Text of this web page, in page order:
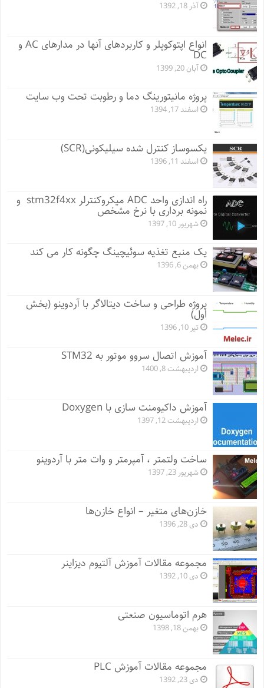
آذر 18, 1392
انواع اپتوکوپلر و کاربردهای آنها در مدارهای AC و
DC
آبان 20, 1399
پروژه مانيتورينگ دما و رطوبت تحت وب سایت
اسفند 17, 1394
یکسوساز کنترل شده سیلیکونی(SCR)
اسفند 11, 1396
راه اندازی واحد ADC میکروکنترلر stm32f4xx و
نمونه برداری با نرخ مشخص
شهریور 10, 1397
یک منبع تغذیه سوئیچینگ چگونه کار می کند
بهمن 6, 1396
پروژه طراحی و ساخت دیتالاگر با آردوینو (بخش
اول)
تیر 10, 1396
آموزش اتصال سروو موتور به STM32
اردیبهشت 8, 1400
آموزش داکیومنت سازی با Doxygen
اردیبهشت 12, 1397
ساخت ولتمتر ، آمپرمتر و وات متر با آردوینو
شهریور 23, 1397
خازن‌های متغیر – انواع خازن‌ها
دی 28, 1396
مجموعه مقالات آموزش آلتیوم دیزاینر
دی 10, 1392
هرم اتوماسیون صنعتی
بهمن 18, 1398
مجموعه مقالات آموزش PLC
دی 23, 1392